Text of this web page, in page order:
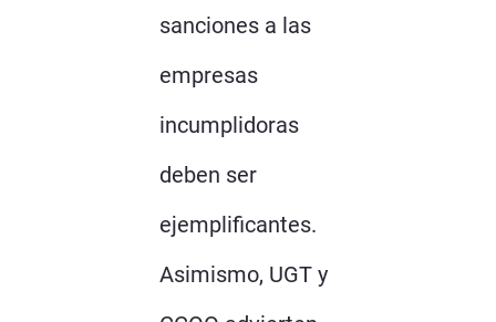
sanciones a las
empresas
incumplidoras
deben ser
ejemplificantes.
Asimismo, UGT y